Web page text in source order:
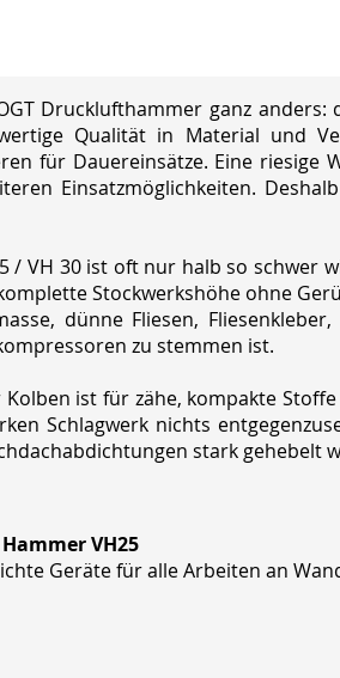
Drucklufthammer ganz anders:
Qualität in Material und
für Dauereinsätze. Eine riesige
Einsatzmöglichkeiten.
/ VH 30 ist oft nur halb so schwer
Stockwerkshöhe ohne
dünne Fliesen,
zu stemmen ist.
ist für zähe, kompakte
Schlagwerk nichts
stark gehebelt
Hammer VH25
Geräte für alle Arbeiten an